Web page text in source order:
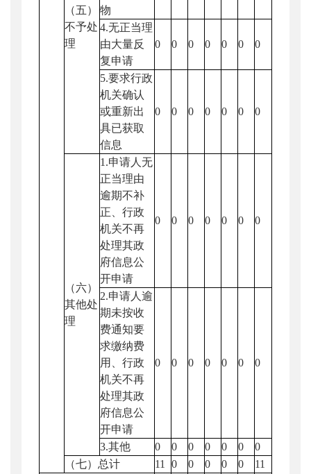
（五）
不予处
理
物
4.无正当理
由大量反
复申请
0 0 0 0 0 0 0
5.要求行政
机关确认
或重新出
具已获取
信息
0 0 0 0 0 0 0
（六）
其他处
理
1.申请人无
正当理由
逾期不补
正、行政
机关不再
处理其政
府信息公
开申请
0 0 0 0 0 0 0
2.申请人逾
期未按收
费通知要
求缴纳费
用、行政
机关不再
处理其政
府信息公
开申请
0 0 0 0 0 0 0
3.其他 0 0 0 0 0 0
0
（七）总计
11 0 0 0 0 0
11